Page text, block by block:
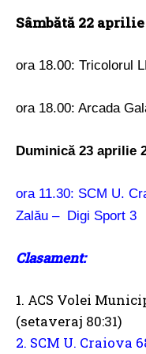
Sâmbătă 22 aprilie
ora 18.00: Tricolorul
ora 18.00: Arcada
Duminică 23 aprilie
ora 11.30: SCM U.
Zalău – Digi Sport 3
Clasament:
1. ACS Volei
(setaveraj 80:31)
2. SCM U. Craiova